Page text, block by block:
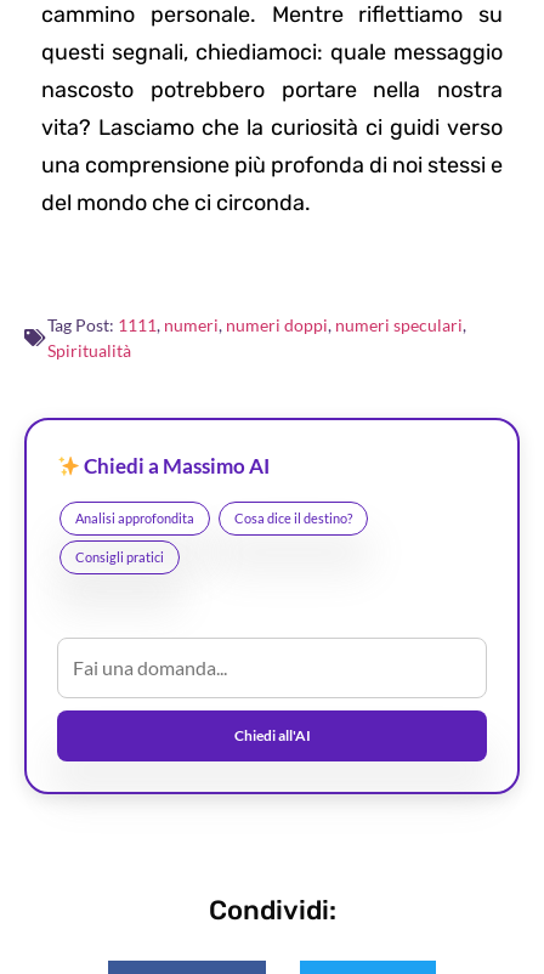
cammino personale. Mentre riflettiamo su
questi segnali, chiediamoci: quale messaggio
nascosto potrebbero portare nella nostra
vita? Lasciamo che la curiosità ci guidi verso
una comprensione più profonda di noi stessi e
del mondo che ci circonda.
Tag Post: 1111, numeri, numeri doppi, numeri speculari,
Spiritualità
Chiedi a Massimo AI
Analisi approfondita Cosa dice il destino?
Consigli pratici
Chiedi all'AI
Condividi: